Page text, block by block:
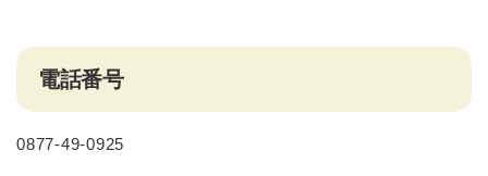
電話番号
0877-49-0925